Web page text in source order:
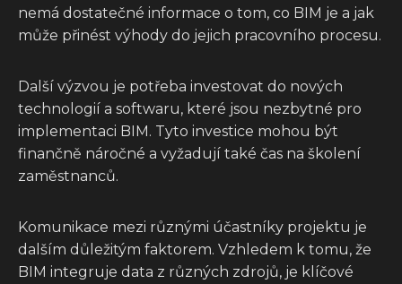
nemá dostatečné informace o tom, co BIM je a jak
může přinést výhody do jejich pracovního procesu.
Další výzvou je potřeba investovat do nových
technologií a softwaru, které jsou nezbytné pro
implementaci BIM. Tyto investice mohou být
finančně náročné a vyžadují také čas na školení
zaměstnanců.
Komunikace mezi různými účastníky projektu je
dalším důležitým faktorem. Vzhledem k tomu, že
BIM integruje data z různých zdrojů, je klíčové